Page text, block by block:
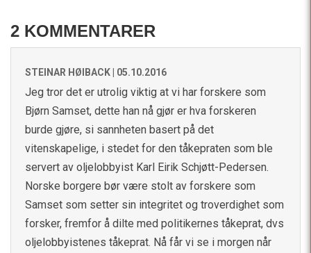
2 KOMMENTARER
STEINAR HØIBACK | 05.10.2016
Jeg tror det er utrolig viktig at vi har forskere som
Bjørn Samset, dette han nå gjør er hva forskeren
burde gjøre, si sannheten basert på det
vitenskapelige, i stedet for den tåkepraten som ble
servert av oljelobbyist Karl Eirik Schjøtt-Pedersen.
Norske borgere bør være stolt av forskere som
Samset som setter sin integritet og troverdighet som
forsker, fremfor å dilte med politikernes tåkeprat, dvs
oljelobbyistenes tåkeprat. Nå får vi se i morgen når